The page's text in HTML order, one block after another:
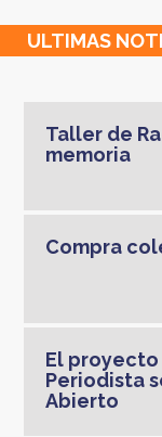
ULTIMAS
Taller de
memoria
Compra
El
Periodista
Abierto